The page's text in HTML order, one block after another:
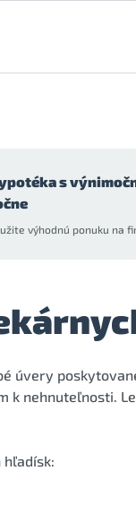
s
výhodnú ponuku na
úvery
k nehnuteľnosti.